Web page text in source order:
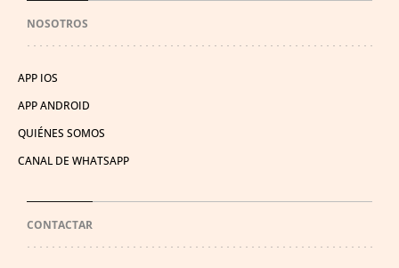
NOSOTROS
APP IOS
APP ANDROID
QUIÉNES SOMOS
CANAL DE WHATSAPP
CONTACTAR